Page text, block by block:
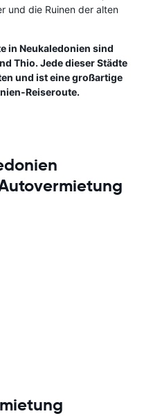
und die Ruinen der alten
in Neukaledonien sind
Thio. Jede dieser Städte
und ist eine großartige
Reiseroute.